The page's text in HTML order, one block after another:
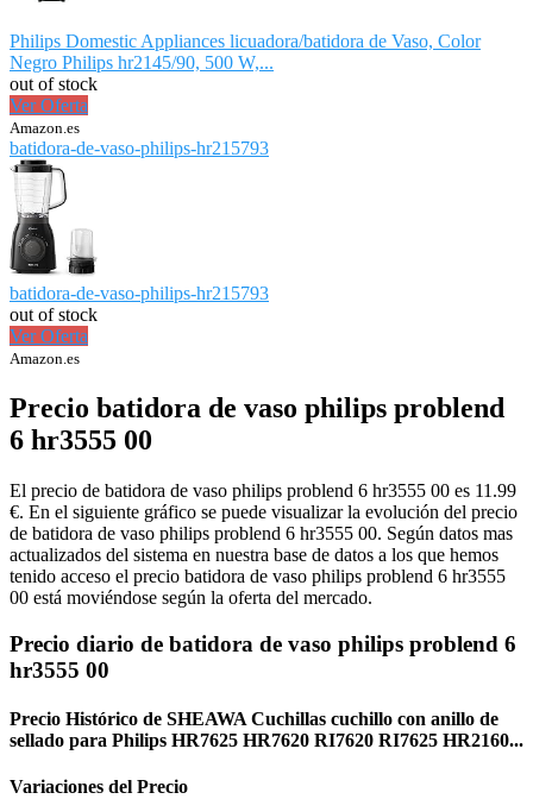
Philips Domestic Appliances licuadora/batidora de Vaso, Color
Negro Philips hr2145/90, 500 W,...
out of stock
Ver Oferta
Amazon.es
batidora-de-vaso-philips-hr215793
batidora-de-vaso-philips-hr215793
out of stock
Ver Oferta
Amazon.es
Precio batidora de vaso philips problend
6 hr3555 00
El precio de batidora de vaso philips problend 6 hr3555 00 es 11.99
€. En el siguiente gráfico se puede visualizar la evolución del precio
de batidora de vaso philips problend 6 hr3555 00. Según datos mas
actualizados del sistema en nuestra base de datos a los que hemos
tenido acceso el precio batidora de vaso philips problend 6 hr3555
00 está moviéndose según la oferta del mercado.
Precio diario de batidora de vaso philips problend 6
hr3555 00
Precio Histórico de SHEAWA Cuchillas cuchillo con anillo de
sellado para Philips HR7625 HR7620 RI7620 RI7625 HR2160...
Variaciones del Precio